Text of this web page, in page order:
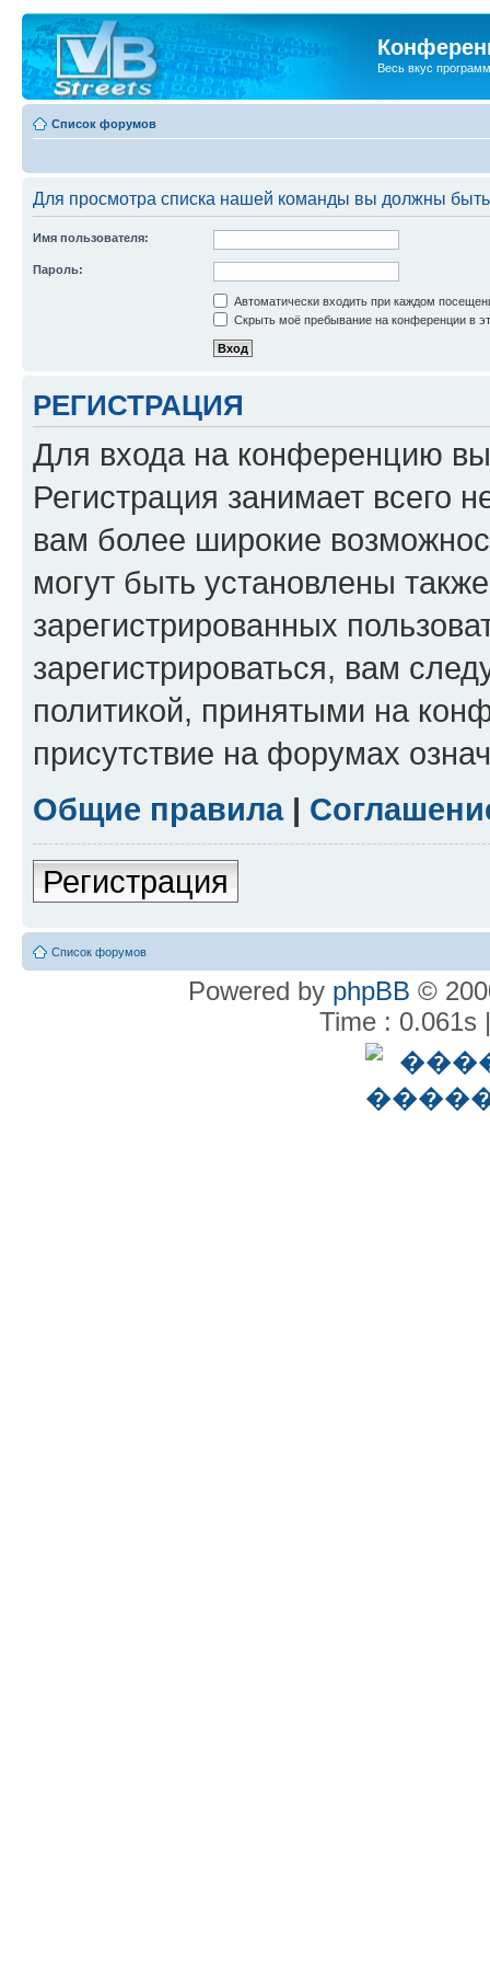
Весь вкус
Список форумов
Для просмотра списка нашей команды вы должны
Имя пользователя:
Пароль:
Автоматически входить при каждом
Скрыть моё пребывание на конференции в
РЕГИСТРАЦИЯ
Для входа на конференцию
Регистрация занимает всего
вам более широкие
могут быть установлены
зарегистрированных
зарегистрироваться, вам
политикой, принятыми на
присутствие на форумах
Общие правила|
Регистрация
Список форумов
Powered by phpBB ©
Time : 0.061s